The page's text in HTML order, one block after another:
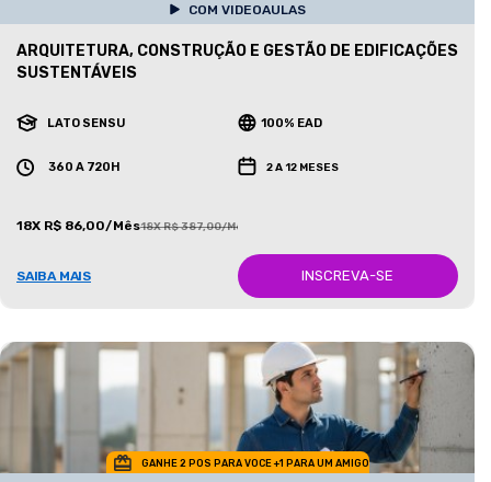
COM VIDEOAULAS
ARQUITETURA, CONSTRUÇÃO E GESTÃO DE EDIFICAÇÕES
SUSTENTÁVEIS
LATO SENSU 100% EAD
360 A 720H 2 A 12 MESES
18X R$ 86,00/Mês18X R$ 387,00/Mês
SAIBA MAIS INSCREVA-SE
GANHE 2 POS PARA VOCE +1 PARA UM AMIGO